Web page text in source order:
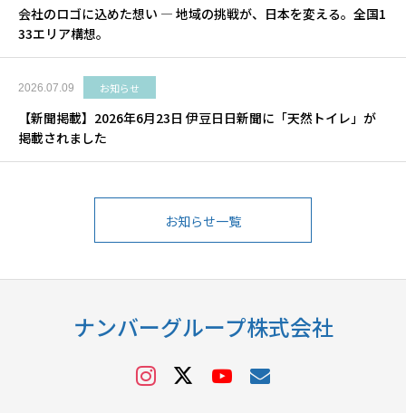
会社のロゴに込めた想い ― 地域の挑戦が、日本を変える。全国1
33エリア構想。
2026.07.09 お知らせ
【新聞掲載】2026年6月23日 伊豆日日新聞に「天然トイレ」が
掲載されました
お知らせ一覧
ナンバーグループ株式会社